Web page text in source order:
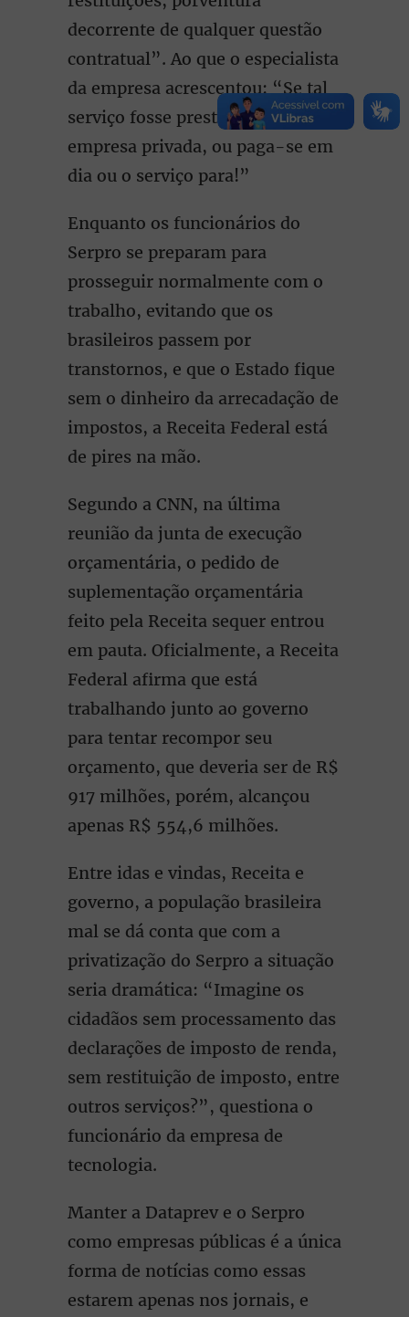
decorrente de qualquer questão
contratual”. Ao que o especialista
da empresa acrescentou: “Se tal
serviço fosse prestado por uma
empresa privada, ou paga-se em
dia ou o serviço para!”
Enquanto os funcionários do
Serpro se preparam para
prosseguir normalmente com o
trabalho, evitando que os
brasileiros passem por
transtornos, e que o Estado fique
sem o dinheiro da arrecadação de
impostos, a Receita Federal está
de pires na mão.
Segundo a CNN, na última
reunião da junta de execução
orçamentária, o pedido de
suplementação orçamentária
feito pela Receita sequer entrou
em pauta. Oficialmente, a Receita
Federal afirma que está
trabalhando junto ao governo
para tentar recompor seu
orçamento, que deveria ser de R$
917 milhões, porém, alcançou
apenas R$ 554,6 milhões.
Entre idas e vindas, Receita e
governo, a população brasileira
mal se dá conta que com a
privatização do Serpro a situação
seria dramática: “Imagine os
cidadãos sem processamento das
declarações de imposto de renda,
sem restituição de imposto, entre
outros serviços?”, questiona o
funcionário da empresa de
tecnologia.
Manter a Dataprev e o Serpro
como empresas públicas é a única
forma de notícias como essas
estarem apenas nos jornais, e